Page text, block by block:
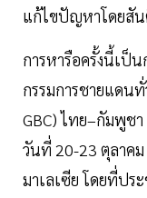
แก้ไขปัญหาโดยสัน
การหารือครั้งนี้เป็
กรรมการชายแดน
GBC) ไทย–กัมพูช
วันที่ 20-23 ตุลาค
มาเลเซีย โดยที่ปร